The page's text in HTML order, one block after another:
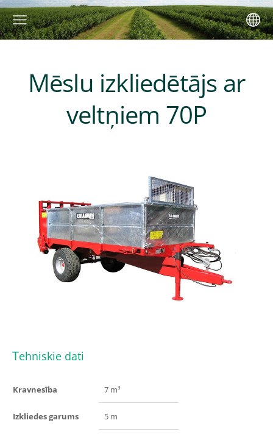
Mēslu izkliedētājs ar
veltņiem 70P
Tehniskie dati
Kravnesība 7 m³
Izkliedes garums 5 m